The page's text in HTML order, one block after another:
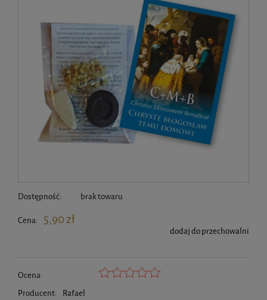
Dostępność: brak towaru
Cena: 5,90 zł
dodaj do przechowalni
Ocena:
Producent:
Rafael